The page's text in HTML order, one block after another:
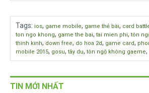
Tags: ios, game mobile, game thẻ bài, card
ton ngo khong, game the bai, tai mien phi, tôn
thinh kinh, down free, do hoa 2d, game card,
mobile 2015, gosu, tây du, tôn ngộ không gaeme,
TIN MỚI NHẤT